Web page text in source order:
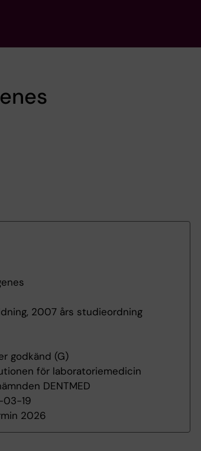
2007 års studieordning
godkänd (G)
för laboratoriemedicin
DENTMED
19
2026